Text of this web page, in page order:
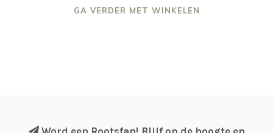
GA VERDER MET WINKELEN